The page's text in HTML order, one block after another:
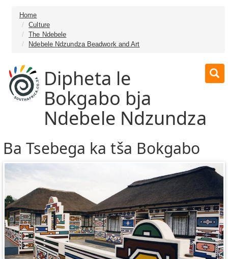
Home
Culture
The Ndebele
Ndebele Ndzundza Beadwork and Art
Dipheta le
Bokgabo bja
Ndebele Ndzundza
Ba Tsebega ka tša Bokgabo